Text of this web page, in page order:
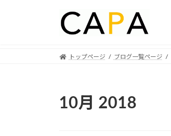
トップページ ブログ一覧ページ
10月 2018